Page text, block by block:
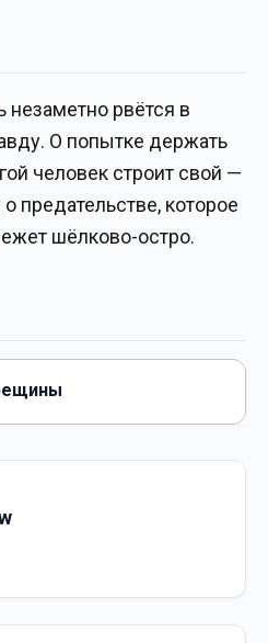
незаметно рвётся в
О попытке держать
человек строит свой —
предательстве, которое
шёлково-остро.